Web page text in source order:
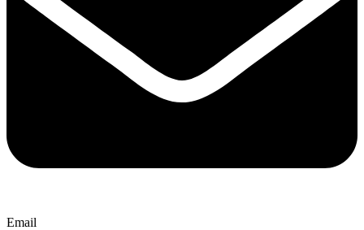
Email